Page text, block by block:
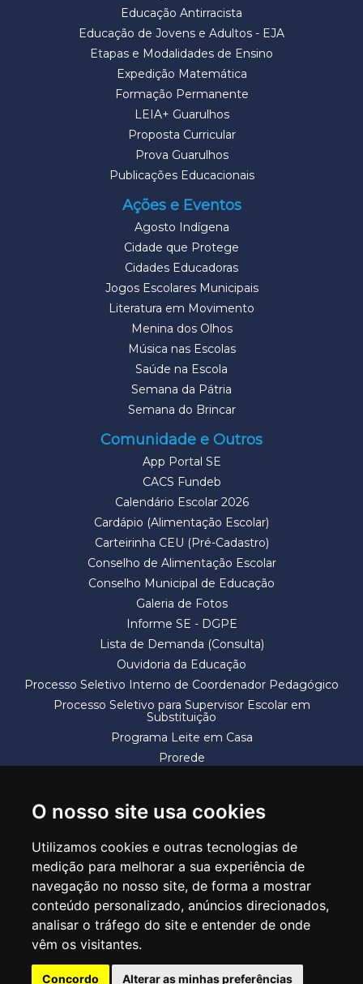
O nosso site usa cookies
Utilizamos cookies e outras tecnologias de
medição para melhorar a sua experiência de
navegação no nosso site, de forma a mostrar
conteúdo personalizado, anúncios direcionados,
analisar o tráfego do site e entender de onde
vêm os visitantes.
Concordo Alterar as minhas preferências
Educação Antirracista
Educação de Jovens e Adultos - EJA
Etapas e Modalidades de Ensino
Expedição Matemática
Formação Permanente
LEIA+ Guarulhos
Proposta Curricular
Prova Guarulhos
Publicações Educacionais
Ações e Eventos
Agosto Indígena
Cidade que Protege
Cidades Educadoras
Jogos Escolares Municipais
Literatura em Movimento
Menina dos Olhos
Música nas Escolas
Saúde na Escola
Semana da Pátria
Semana do Brincar
Comunidade e Outros
App Portal SE
CACS Fundeb
Calendário Escolar 2026
Cardápio (Alimentação Escolar)
Carteirinha CEU (Pré-Cadastro)
Conselho de Alimentação Escolar
Conselho Municipal de Educação
Galeria de Fotos
Informe SE - DGPE
Lista de Demanda (Consulta)
Ouvidoria da Educação
Processo Seletivo Interno de Coordenador Pedagógico
Processo Seletivo para Supervisor Escolar em
Substituição
Programa Leite em Casa
Prorede
SECRETARIA DE EDUCAÇÃO
Rua Claudino Barbosa, 313 - Macedo - Guarulhos/SP CEP 07113-040
Central de Atendimento: *55 11 2475-7300